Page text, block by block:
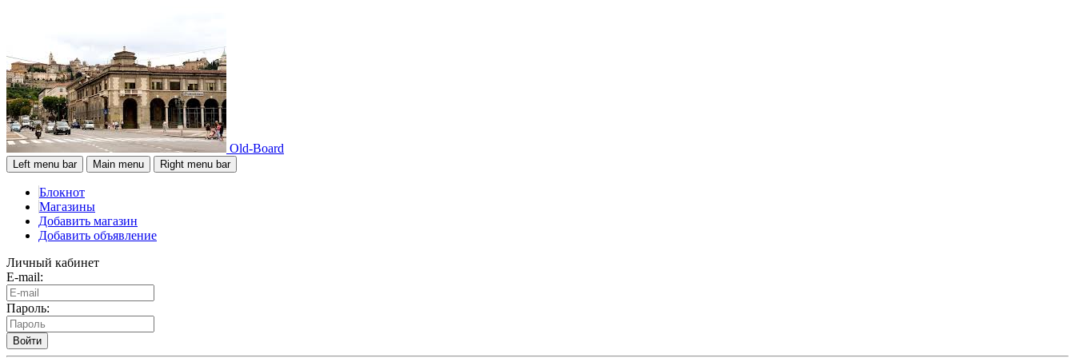
Old-Board
Left menu bar Main menu Right menu bar
Блокнот
Магазины
Добавить магазин
Добавить объявление
Личный кабинет
E-mail:
Пароль:
Войти